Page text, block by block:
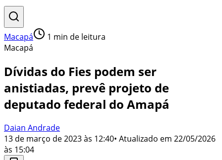
Macapá 1 min de leitura
Macapá
Dívidas do Fies podem ser
anistiadas, prevê projeto de
deputado federal do Amapá
Daian Andrade
13 de março de 2023 às 12:40• Atualizado em 22/05/2026
às 15:04